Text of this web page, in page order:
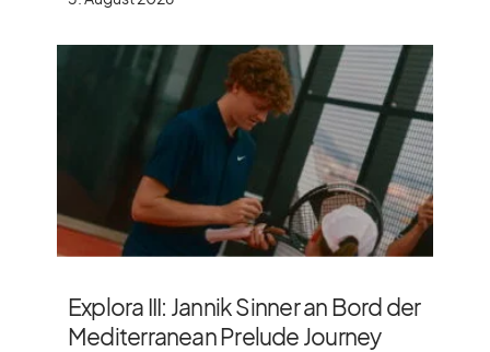
Explora III: Jannik Sinner an Bord der
Mediterranean Prelude Journey